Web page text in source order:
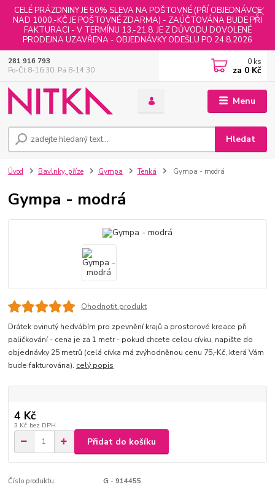
CELÉ PRÁZDNINY JE 50% SLEVA NA POŠTOVNÉ (PŘÍ OBJEDNÁVCE
NAD 1000,-KČ JE POŠTOVNÉ ZDARMA) - ZAÚČTOVÁNA BUDE PŘI
FAKTURACI - V TERMÍNU 13.-21.8. JE Z DŮVODU DOVOLENÉ
PRODEJNA UZAVŘENA - OBJEDNÁVKY ODEŠLU PO 24.8.2026
Menu
Hledat
281 916 793
Po-Čt 8-16:30, Pá 8-14:30
0 ks
za 0 Kč
Úvod Bavlnky, příze Gympa Tenká Gympa - modrá
Gympa - modrá
Ohodnotit produkt
Drátek ovinutý hedvábím pro zpevnění krajů a prostorové kreace při
paličkování - cena je za 1 metr - pokud chcete celou cívku, napište do
objednávky 25 metrů (celá cívka má zvýhodněnou cenu 75,-Kč, která Vám
bude fakturována). celý popis
4 Kč
3 Kč bez DPH
Přidat do košíku
Číslo produktu: G - 914455